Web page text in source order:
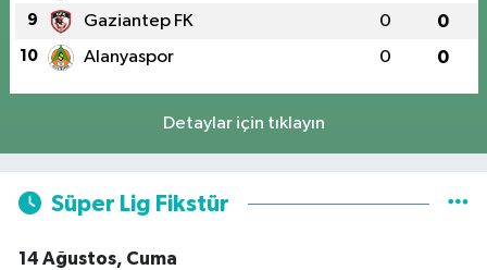
9 Gaziantep FK 0 0
10 Alanyaspor 0 0
Detaylar için tıklayın
Süper Lig Fikstür
14 Ağustos, Cuma